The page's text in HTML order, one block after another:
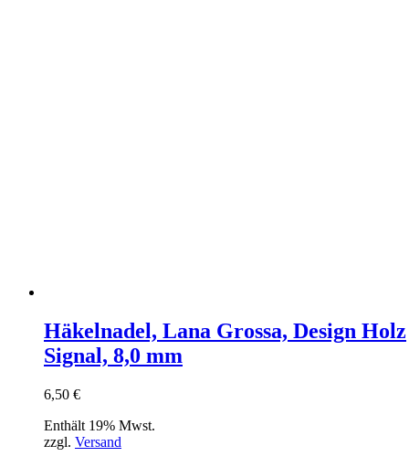
Häkelnadel, Lana Grossa, Design Holz
Signal, 8,0 mm
6,50 €
Enthält 19% Mwst.
zzgl. Versand